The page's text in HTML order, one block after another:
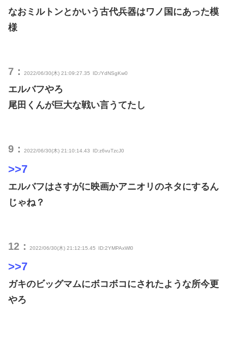
なおミルトンとかいう古代兵器はワノ国にあった模
様
7： 2022/06/30(木) 21:09:27.35 ID:/YdNSgKw0
エルバフやろ
尾田くんが巨大な戦い言うてたし
9： 2022/06/30(木) 21:10:14.43 ID:z6vuTzcJ0
>>7
エルバフはさすがに映画かアニオリのネタにするん
じゃね？
12： 2022/06/30(木) 21:12:15.45 ID:2YMPAxWl0
>>7
ガキのビッグマムにボコボコにされたような所今更
やろ